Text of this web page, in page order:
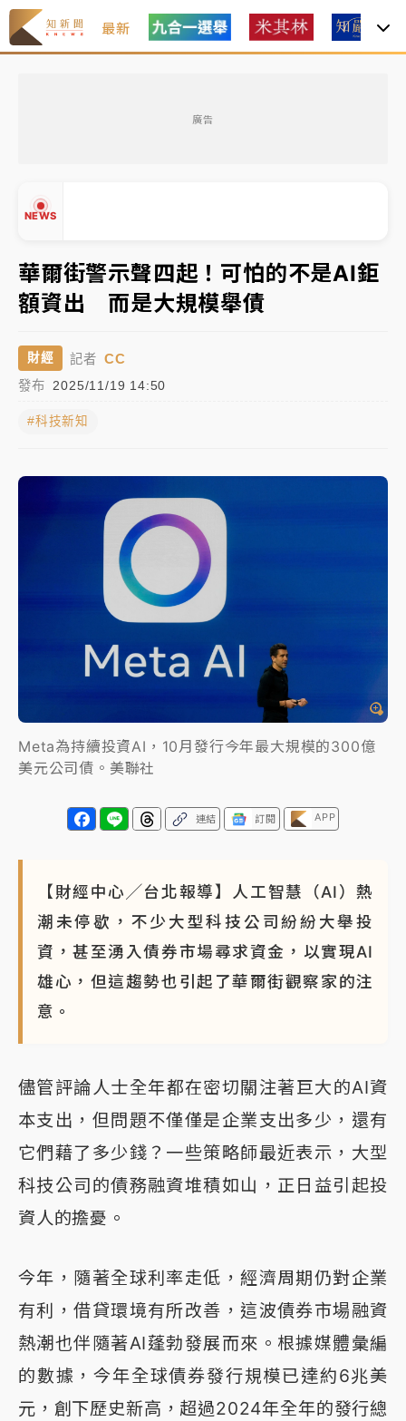
最新
廣告
NEWS
中信慈善基金會想增加董事人數！辜仲諒向法院聲請遭
駁 理由曝光
故宮《龍藏經》特展第2檔！今線上預約開賣一度塞車
周六起展出延長至晚上7時
台東農業處長涉圖利渡假村！東檢抗告成功 今重開羈
父親節泡湯了！中颱白海豚雨彈轟3天 「紅到發紫」降
雨熱區曝
中信慈善基金會想增加董事人數！辜仲諒向法院聲請遭
故宮《龍藏經》特展第2檔！今線上預約開賣一度塞車
周六起展出延長至晚上7時
台東農業處長涉圖利渡假村！東檢抗告成功 今重開羈
父親節泡湯了！中颱白海豚雨彈轟3天 「紅到發紫」降
雨熱區曝
▲
華爾街警示聲四起！可怕的不是AI鉅
額資出 而是大規模舉債
財經 記者 CC
發布 2025/11/19 14:50
#科技新知
Meta為持續投資AI，10月發行今年最大規模的300億
美元公司債。美聯社
連結 訂閱 APP
【財經中心╱台北報導】人工智慧（AI）熱
潮未停歇，不少大型科技公司紛紛大舉投
資，甚至湧入債券市場尋求資金，以實現AI
雄心，但這趨勢也引起了華爾街觀察家的注
意。
儘管評論人士全年都在密切關注著巨大的AI資
本支出，但問題不僅僅是企業支出多少，還有
它們藉了多少錢？一些策略師最近表示，大型
科技公司的債務融資堆積如山，正日益引起投
資人的擔憂。
今年，隨著全球利率走低，經濟周期仍對企業
有利，借貸環境有所改善，這波債券市場融資
熱潮也伴隨著AI蓬勃發展而來。根據媒體彙編
的數據，今年全球債券發行規模已達約6兆美
元，創下歷史新高，超過2024年全年的發行總